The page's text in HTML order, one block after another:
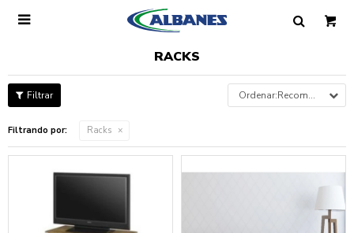

RACKS
Recomendados
Filtrando por: Racks